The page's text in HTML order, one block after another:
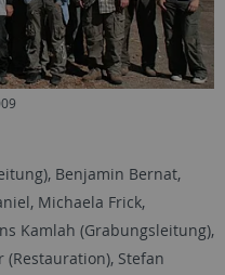
Benjamin Bernat,
Michaela Frick,
Kamlah (Grabungsleitung),
Stefan